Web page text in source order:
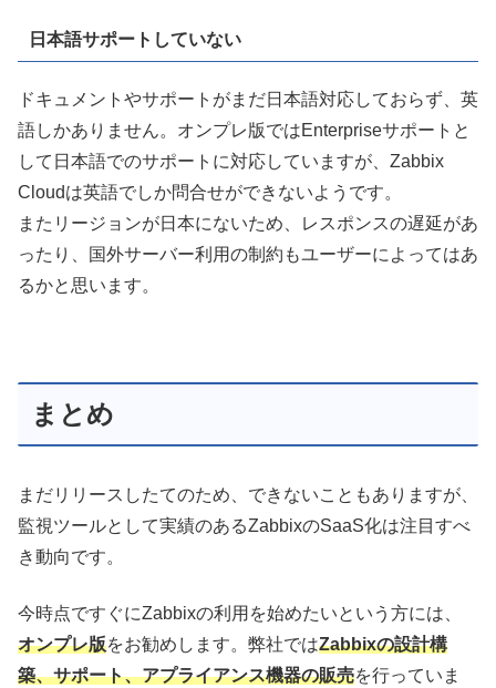
日本語サポートしていない
ドキュメントやサポートがまだ日本語対応しておらず、英
語しかありません。オンプレ版ではEnterpriseサポートと
して日本語でのサポートに対応していますが、Zabbix
Cloudは英語でしか問合せができないようです。
またリージョンが日本にないため、レスポンスの遅延があ
ったり、国外サーバー利用の制約もユーザーによってはあ
るかと思います。
まとめ
まだリリースしたてのため、できないこともありますが、
監視ツールとして実績のあるZabbixのSaaS化は注目すべ
き動向です。
今時点ですぐにZabbixの利用を始めたいという方には、
オンプレ版をお勧めします。弊社ではZabbixの設計構
築、サポート、アプライアンス機器の販売を行っていま